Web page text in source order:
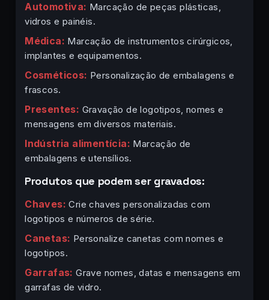
Automotiva: Marcação de peças plásticas,
vidros e painéis.
Médica: Marcação de instrumentos cirúrgicos,
implantes e equipamentos.
Cosméticos: Personalização de embalagens e
frascos.
Presentes: Gravação de logotipos, nomes e
mensagens em diversos materiais.
Indústria alimentícia: Marcação de
embalagens e utensílios.
Produtos que podem ser gravados:
Chaves: Crie chaves personalizadas com
logotipos e números de série.
Canetas: Personalize canetas com nomes e
logotipos.
Garrafas: Grave nomes, datas e mensagens em
garrafas de vidro.